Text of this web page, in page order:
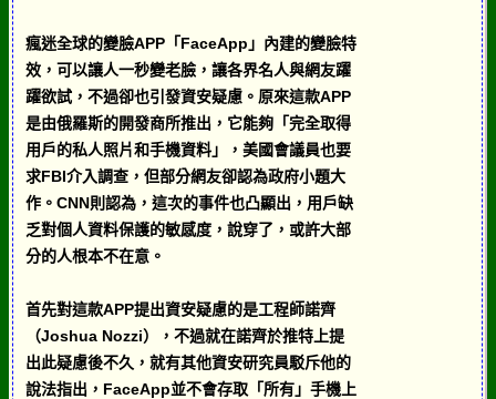
瘋迷全球的變臉APP「FaceApp」內建的變臉特
效，可以讓人一秒變老臉，讓各界名人與網友躍
躍欲試，不過卻也引發資安疑慮。原來這款APP
是由俄羅斯的開發商所推出，它能夠「完全取得
用戶的私人照片和手機資料」，美國會議員也要
求FBI介入調查，但部分網友卻認為政府小題大
作。CNN則認為，這次的事件也凸顯出，用戶缺
乏對個人資料保護的敏感度，說穿了，或許大部
分的人根本不在意。
首先對這款APP提出資安疑慮的是工程師諾齊
（Joshua Nozzi），不過就在諾齊於推特上提
出此疑慮後不久，就有其他資安研究員駁斥他的
說法指出，FaceApp並不會存取「所有」手機上